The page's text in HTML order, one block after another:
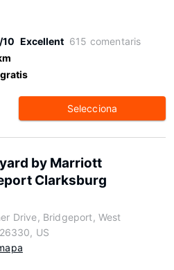
Excellent 615 comentaris
Selecciona
by Marriott
Clarksburg
Drive, Bridgeport, West
US